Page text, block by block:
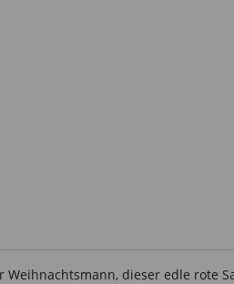
dieser edle rote